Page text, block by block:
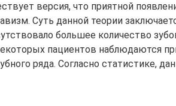
версия, что приятной
Суть данной теории
большее количество
пациентов наблюдаются
ряда. Согласно статистике,